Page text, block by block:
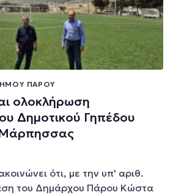
ΠΆΡΟΥ
ολοκλήρωση
Δημοτικού Γηπέδου
ότι, με την υπ' αριθ.
του Δημάρχου Πάρου Κώστα